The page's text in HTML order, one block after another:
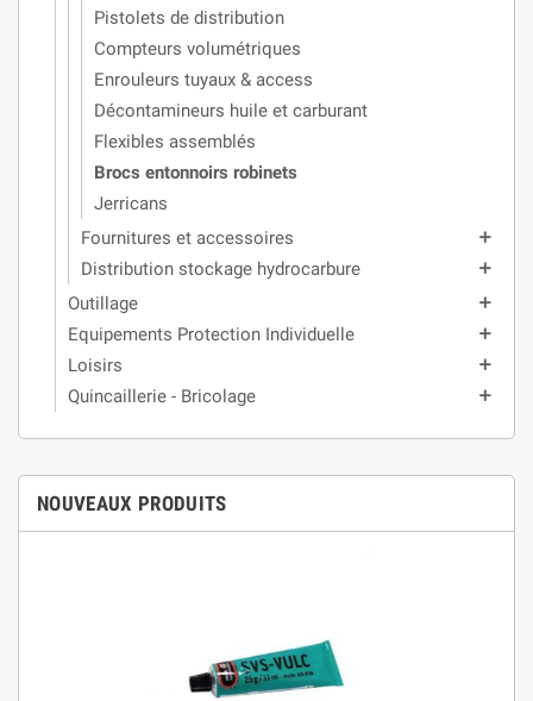
Pistolets de distribution
Compteurs volumétriques
Enrouleurs tuyaux & access
Décontamineurs huile et carburant
Flexibles assemblés
Brocs entonnoirs robinets
Jerricans
Fournitures et accessoires
add
Distribution stockage hydrocarbure add
Outillage add
Equipements Protection Individuelle add
Loisirs add
Quincaillerie - Bricolage add
NOUVEAUX PRODUITS